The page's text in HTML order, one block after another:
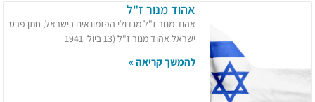
אהוד מנור ז"ל
אהוד מנור ז"ל מגדולי הפזמונאים בישראל, חתן פרס
ישראל אהוד מנור ז"ל (13 ביולי 1941
להמשך קריאה »